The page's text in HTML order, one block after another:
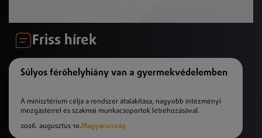
Friss hírek
Súlyos férőhelyhiány van a gyermekvédelemben
A minisztérium célja a rendszer átalakítása, nagyobb intézményi
mozgástérrel és szakmai munkacsoportok létrehozásával.
2026. augusztus 10.Magyarország